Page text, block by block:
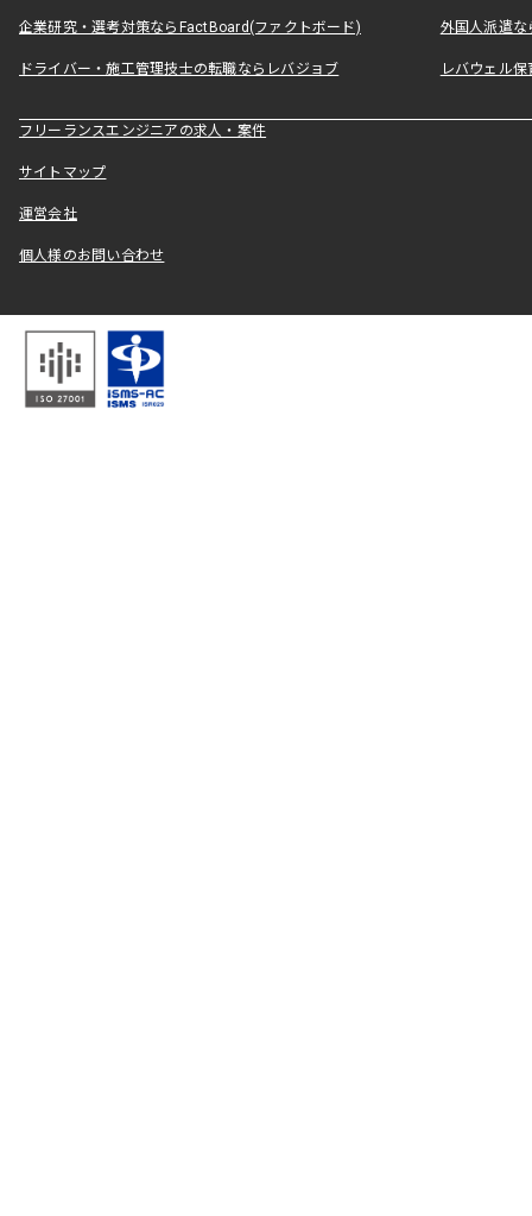
企業研究・選考対策ならFactBoard(ファクトボード) 外国人派遣な
ドライバー・施工管理技士の転職ならレバジョブ レバウェル
フリーランスエンジニアの求人・案件
サイトマップ
運営会社
個人様のお問い合わせ